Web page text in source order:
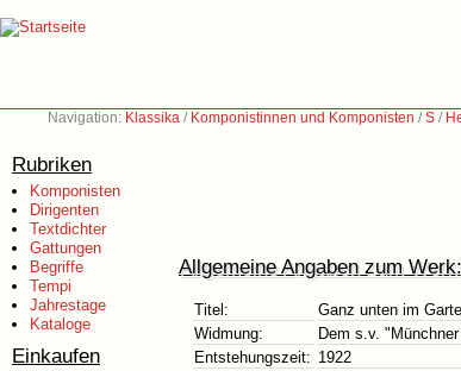
Navigation: Klassika / Komponistinnen und Komponisten /S /
Rubriken
Komponisten
Dirigenten
Textdichter
Gattungen
Begriffe
Tempi
Jahrestage
Kataloge
Einkaufen
Allgemeine Angaben zum Werk:
Titel:
Ganz unten im
Widmung:
Dem s.v.
Entstehungszeit: 1922